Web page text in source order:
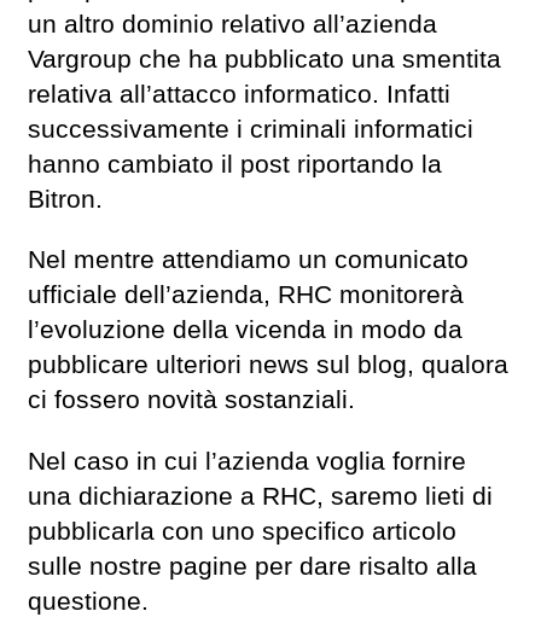
un altro dominio relativo all’azienda
Vargroup che ha pubblicato una smentita
relativa all’attacco informatico. Infatti
successivamente i criminali informatici
hanno cambiato il post riportando la
Bitron.
Nel mentre attendiamo un comunicato
ufficiale dell’azienda, RHC monitorerà
l’evoluzione della vicenda in modo da
pubblicare ulteriori news sul blog, qualora
ci fossero novità sostanziali.
Nel caso in cui l’azienda voglia fornire
una dichiarazione a RHC, saremo lieti di
pubblicarla con uno specifico articolo
sulle nostre pagine per dare risalto alla
questione.